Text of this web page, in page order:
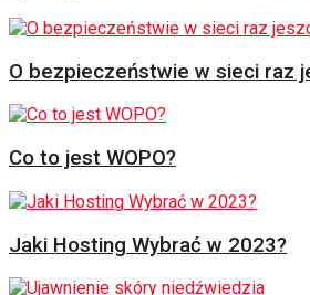
O bezpieczeństwie w sieci raz
Co to jest WOPO?
Jaki Hosting Wybrać w 2023?